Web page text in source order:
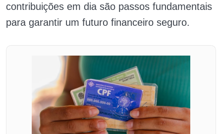
contribuições em dia são passos fundamentais
para garantir um futuro financeiro seguro.